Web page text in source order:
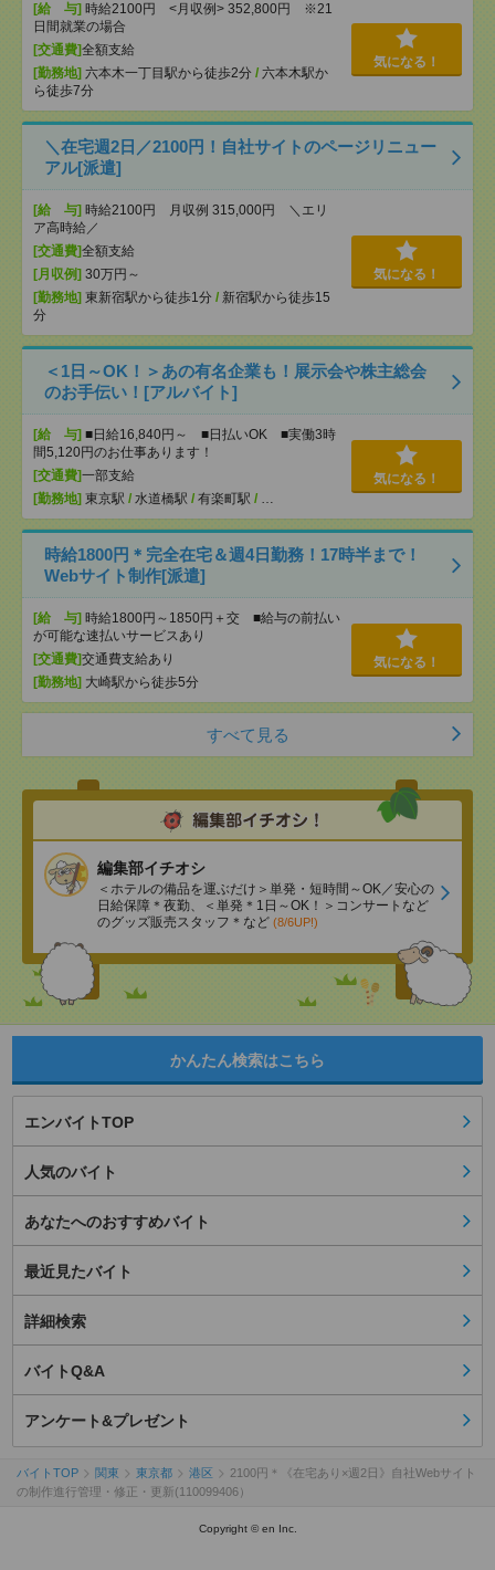
[給 与] 時給2100円 <月収例> 352,800円 ※21
日間就業の場合
[交通費]全額支給
[勤務地] 六本木一丁目駅から徒歩2分 / 六本木駅か
ら徒歩7分
気になる！
＼在宅週2日／2100円！自社サイトのページリニュー
アル[派遣]
[給 与] 時給2100円 月収例 315,000円 ＼エリ
ア高時給／
[交通費]全額支給
[月収例] 30万円～
[勤務地] 東新宿駅から徒歩1分 / 新宿駅から徒歩15
分
気になる！
＜1日～OK！＞あの有名企業も！展示会や株主総会
のお手伝い！[アルバイト]
[給 与] ■日給16,840円～ ■日払いOK ■実働3時
間5,120円のお仕事あります！
[交通費]一部支給
[勤務地] 東京駅 / 水道橋駅 / 有楽町駅 / …
気になる！
時給1800円＊完全在宅＆週4日勤務！17時半まで！
Webサイト制作[派遣]
[給 与] 時給1800円～1850円＋交 ■給与の前払い
が可能な速払いサービスあり
[交通費]交通費支給あり
[勤務地] 大崎駅から徒歩5分
気になる！
すべて見る
編集部イチオシ
＜ホテルの備品を運ぶだけ＞単発・短時間～OK／安心の
日給保障＊夜勤、＜単発＊1日～OK！＞コンサートなど
のグッズ販売スタッフ＊など (8/6UP!)
かんたん検索はこちら
エンバイトTOP
人気のバイト
あなたへのおすすめバイト
最近見たバイト
詳細検索
バイトQ&A
アンケート&プレゼント
バイトTOP 関東 東京都 港区
2100円＊《在宅あり×週2日》自社Webサイト
の制作進行管理・修正・更新(110099406）
Copyright © en Inc.